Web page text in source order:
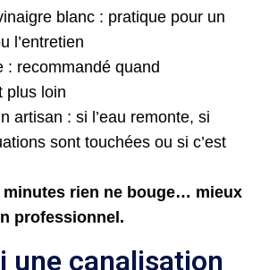
blanc : pratique pour un
l’entretien
: recommandé quand
plus loin
artisan : si l’eau remonte, si
sont touchées ou si c’est
minutes rien ne bouge… mieux
professionnel.
une canalisation